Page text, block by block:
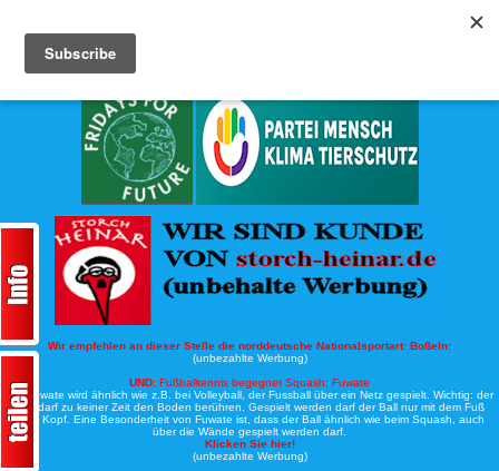
Wir empfehlen an dieser Stelle die norddeutsche Nationalsportart: Boßeln:
(unbezahlte Werbung)
UND: Fußballtennis begegnet Squash: Fuwate
Bei Fuwate wird ähnlich wie z.B. bei Volleyball, der Fussball über ein Netz gespielt. Wichtig: der
Ball darf zu keiner Zeit den Boden berühren. Gespielt werden darf der Ball nur mit dem Fuß
oder Kopf. Eine Besonderheit von Fuwate ist, dass der Ball ähnlich wie beim Squash, auch
über die Wände gespielt werden darf.
Klicken Sie hier!
(unbezahlte Werbung)